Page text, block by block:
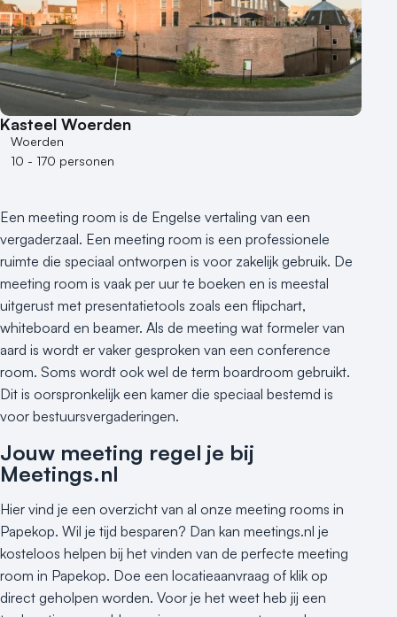
10 of meer zalen
Aantal personen
1 - 50 personen
50 - 100 personen
100 - 250 personen
250 - 500 personen
Buitenlocatie
Duurzame locatie
Groene locatie
Heisessie
Hotel
Hybride events
Industriële locatie
Kasteel en landgoed
Kleine / intieme locatie
Locaties aan zee
Museum
Theater
Varende locatie
Kasteel Woerden
Woerden
10 - 170 personen
Een meeting room is de Engelse vertaling van een
vergaderzaal. Een meeting room is een professionele
ruimte die speciaal ontworpen is voor zakelijk gebruik. De
meeting room is vaak per uur te boeken en is meestal
uitgerust met presentatietools zoals een flipchart,
whiteboard en beamer. Als de meeting wat formeler van
aard is wordt er vaker gesproken van een conference
room. Soms wordt ook wel de term boardroom gebruikt.
Dit is oorspronkelijk een kamer die speciaal bestemd is
voor bestuursvergaderingen.
Jouw meeting regel je bij
Meetings.nl
Hier vind je een overzicht van al onze meeting rooms in
Papekop. Wil je tijd besparen? Dan kan meetings.nl je
kosteloos helpen bij het vinden van de perfecte meeting
room in Papekop. Doe een locatieaanvraag of klik op
direct geholpen worden. Voor je het weet heb jij een